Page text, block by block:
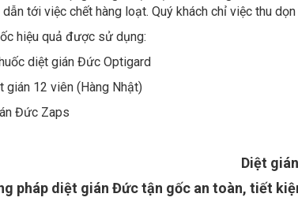
dẫn tới việc chết hàng loạt. Quý khách chỉ việc thu
hiệu quả được sử dụng:
diệt gián Đức Optigard
gián 12 viên (Hàng Nhật)
Đức Zaps
Diệt
pháp diệt gián Đức tận gốc an toàn, tiết